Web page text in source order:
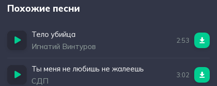
Похожие песни
Тело убийца
Игнатий Винтуров
2:53
Ты меня не любишь не жалеешь
СДП
3:02